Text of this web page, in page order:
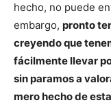
hecho, no puede
embargo, pronto
creyendo que
fácilmente llevar
sin paramos a
mero hecho de